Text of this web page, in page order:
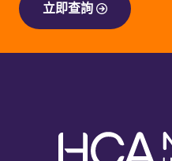
立即查詢